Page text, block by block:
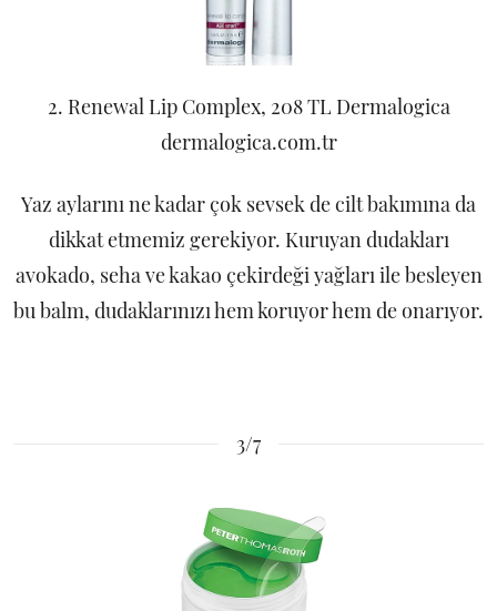
2. Renewal Lip Complex, 208 TL Dermalogica
dermalogica.com.tr
Yaz aylarını ne kadar çok sevsek de cilt bakımına da
dikkat etmemiz gerekiyor. Kuruyan dudakları
avokado, seha ve kakao çekirdeği yağları ile besleyen
bu balm, dudaklarınızı hem koruyor hem de onarıyor.
3/7